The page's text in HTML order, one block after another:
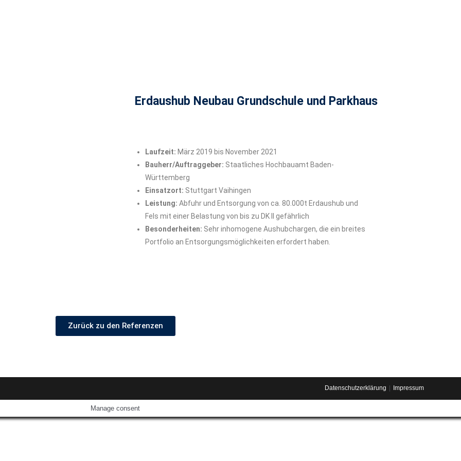
Erdaushub Neubau Grundschule und Parkhaus
Laufzeit: März 2019 bis November 2021
Bauherr/Auftraggeber: Staatliches Hochbauamt Baden-
Württemberg
Einsatzort: Stuttgart Vaihingen
Leistung: Abfuhr und Entsorgung von ca. 80.000t Erdaushub und
Fels mit einer Belastung von bis zu DK II gefährlich
Besonderheiten: Sehr inhomogene Aushubchargen, die ein breites
Portfolio an Entsorgungsmöglichkeiten erfordert haben.
Zurück zu den Referenzen
Datenschutzerklärung Impressum
Manage consent